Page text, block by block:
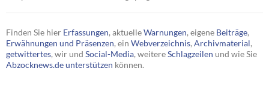
Finden Sie hier Erfassungen, aktuelleWarnungen, eigene Beiträge,
Erwähnungen und Präsenzen, ein Webverzeichnis, Archivmaterial,
getwittertes, wir und Social-Media, weitereSchlagzeilen und wie Sie
Abzocknews.de unterstützen können.